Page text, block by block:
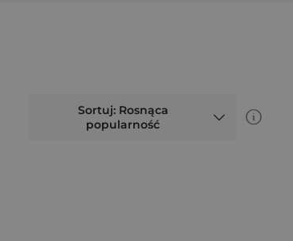
Sortuj: Rosnąca
popularność